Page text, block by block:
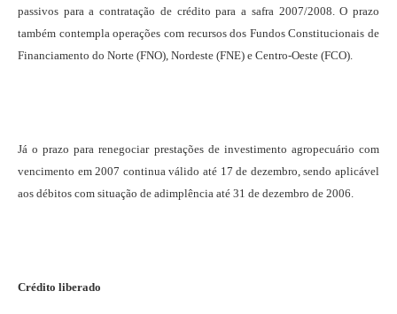
passivos para a contratação de crédito para a safra 2007/2008. O prazo
também contempla operações com recursos dos Fundos Constitucionais de
Financiamento do Norte (FNO), Nordeste (FNE) e Centro-Oeste (FCO).
Já o prazo para renegociar prestações de investimento agropecuário com
vencimento em 2007 continua válido até 17 de dezembro, sendo aplicável
aos débitos com situação de adimplência até 31 de dezembro de 2006.
Crédito liberado